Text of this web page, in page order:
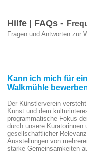
Hilfe | FAQs -
Fragen und Antworten zur
Kann ich mich für
Walkmühle
Der Künstlerverein
Kunst und dem
programmatische Fokus
durch unsere
gesellschaftlicher
Ausstellungen von
starke Gemeinsamkeiten